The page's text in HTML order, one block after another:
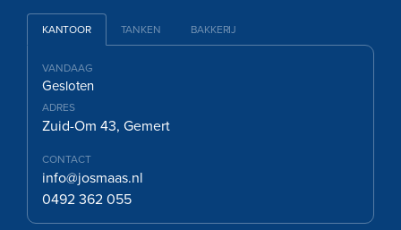
KANTOOR TANKEN BAKKERIJ
VANDAAG
Gesloten
ADRES
Zuid-Om 43, Gemert
CONTACT
info@josmaas.nl
0492 362 055